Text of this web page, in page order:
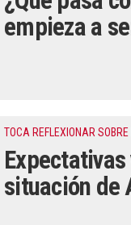
empieza a
TOCA REFLEXIONAR
situación de